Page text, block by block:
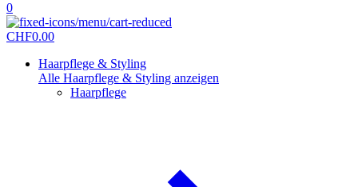
0
CHF0.00
Haarpflege & Styling
Alle Haarpflege & Styling anzeigen
Haarpflege